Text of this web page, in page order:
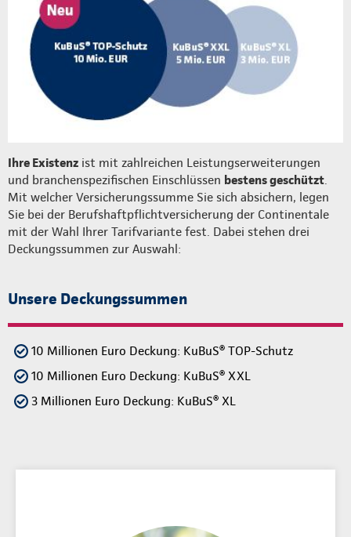
Ihre Existenz ist mit zahlreichen Leistungserweiterungen
und branchenspezifischen Einschlüssen bestens geschützt.
Mit welcher Versicherungssumme Sie sich absichern, legen
Sie bei der Berufshaftpflichtversicherung der Continentale
mit der Wahl Ihrer Tarifvariante fest. Dabei stehen drei
Deckungssummen zur Auswahl:
Unsere Deckungssummen
10 Millionen Euro Deckung: KuBuS® TOP-Schutz
10 Millionen Euro Deckung: KuBuS® XXL
3 Millionen Euro Deckung: KuBuS® XL